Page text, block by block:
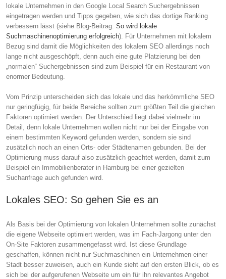
lokale Unternehmen in den Google Local Search Suchergebnissen
eingetragen werden und Tipps gegeben, wie sich das dortige Ranking
verbessern lässt (siehe Blog-Beitrag: So wird lokale
Suchmaschinenoptimierung erfolgreich). Für Unternehmen mit lokalem
Bezug sind damit die Möglichkeiten des lokalem SEO allerdings noch
lange nicht ausgeschöpft, denn auch eine gute Platzierung bei den
„normalen“ Suchergebnissen sind zum Beispiel für ein Restaurant von
enormer Bedeutung.
Vom Prinzip unterscheiden sich das lokale und das herkömmliche SEO
nur geringfügig, für beide Bereiche sollten zum größten Teil die gleichen
Faktoren optimiert werden. Der Unterschied liegt dabei vielmehr im
Detail, denn lokale Unternehmen wollen nicht nur bei der Eingabe von
einem bestimmten Keyword gefunden werden, sondern sie sind
zusätzlich noch an einen Orts- oder Städtenamen gebunden. Bei der
Optimierung muss darauf also zusätzlich geachtet werden, damit zum
Beispiel ein Immobilienberater in Hamburg bei einer gezielten
Suchanfrage auch gefunden wird.
Lokales SEO: So gehen Sie es an
Als Basis bei der Optimierung von lokalen Unternehmen sollte zunächst
die eigene Webseite optimiert werden, was im Fach-Jargong unter den
On-Site Faktoren zusammengefasst wird. Ist diese Grundlage
geschaffen, können nicht nur Suchmaschinen ein Unternehmen einer
Stadt besser zuweisen, auch ein Kunde sieht auf den ersten Blick, ob es
sich bei der aufgerufenen Webseite um ein für ihn relevantes Angebot